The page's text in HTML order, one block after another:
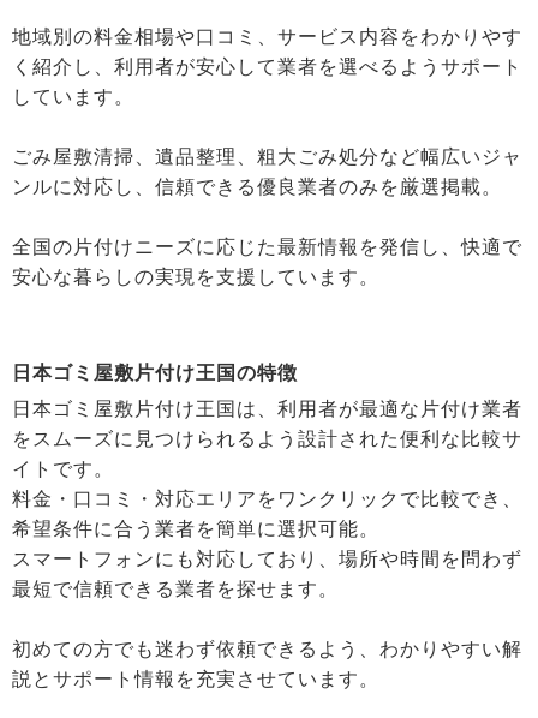
地域別の料金相場や口コミ、サービス内容をわかりやす
く紹介し、利用者が安心して業者を選べるようサポート
しています。
ごみ屋敷清掃、遺品整理、粗大ごみ処分など幅広いジャ
ンルに対応し、信頼できる優良業者のみを厳選掲載。
全国の片付けニーズに応じた最新情報を発信し、快適で
安心な暮らしの実現を支援しています。
日本ゴミ屋敷片付け王国の特徴
日本ゴミ屋敷片付け王国は、利用者が最適な片付け業者
をスムーズに見つけられるよう設計された便利な比較サ
イトです。
料金・口コミ・対応エリアをワンクリックで比較でき、
希望条件に合う業者を簡単に選択可能。
スマートフォンにも対応しており、場所や時間を問わず
最短で信頼できる業者を探せます。
初めての方でも迷わず依頼できるよう、わかりやすい解
説とサポート情報を充実させています。